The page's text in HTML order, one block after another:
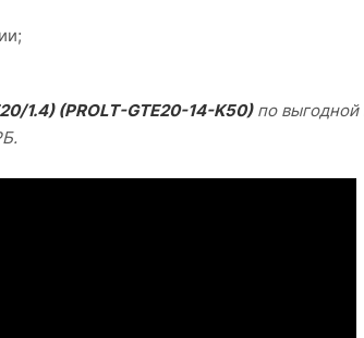
1.4) (PROLT-GTE20-14-K50)по выгодной